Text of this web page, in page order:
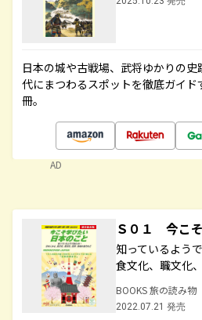
日本の城や古戦場、武将ゆかりの
代にまつわるスポットを徹底ガイ
冊。
AD
Ｓ０１ 今こ
知っているよう
食文化、職文化
BOOKS 旅の読み物
2022.07.21 発売